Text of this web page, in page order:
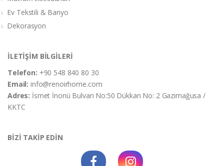
Ev Tekstili & Banyo
Dekorasyon
İLETİŞİM BİLGİLERİ
Telefon: +90 548 840 80 30
Email:info@renoirhome.com
Adres: İsmet İnonü Bulvarı No:50 Dükkan No: 2 Gazimağusa /
KKTC
BİZİ TAKİP EDİN